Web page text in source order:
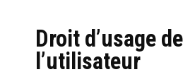
Droit d’usage de
l’utilisateur